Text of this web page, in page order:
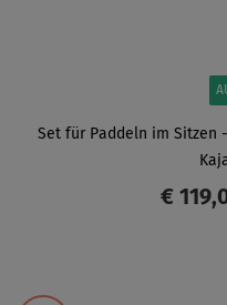
Set für Paddeln im Sitzen
€